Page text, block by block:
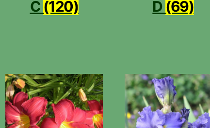
C (120) D (69)